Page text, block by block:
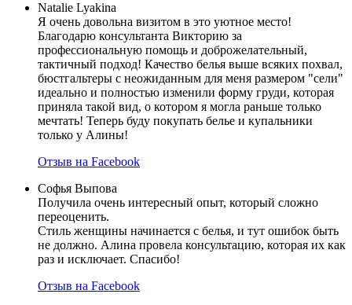
Natalie Lyakina
Я очень довольна визитом в это уютное место!
Благодарю консультанта Викторию за
профессиональную помощь и доброжелательный,
тактичный подход! Качество белья выше всяких похвал,
бюстгальтеры с неожиданным для меня размером "сели"
идеально и полностью изменили форму груди, которая
приняла такой вид, о котором я могла раньше только
мечтать! Теперь буду покупать белье и купальники
только у Алины!
Отзыв на Facebook
Софья Выпова
Получила очень интересный опыт, который сложно
переоценить.
Стиль женщины начинается с белья, и тут ошибок быть
не должно. Алина провела консультацию, которая их как
раз и исключает. Спасибо!
Отзыв на Facebook